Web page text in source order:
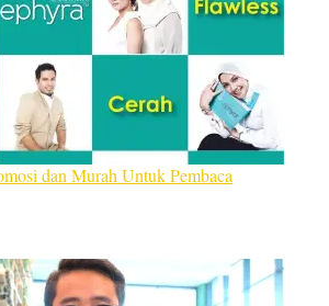
dan Murah Untuk Pembaca